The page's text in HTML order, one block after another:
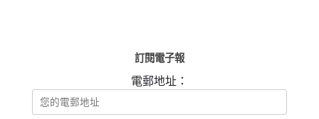
訂閱電子報
電郵地址：